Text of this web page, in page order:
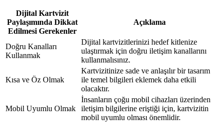
Dijital Kartvizit
Paylaşımında Dikkat
Edilmesi Gerekenler
Açıklama
Doğru Kanalları
Kullanmak
Dijital kartvizitlerinizi hedef kitlenize
ulaştırmak için doğru iletişim kanallarını
kullanmalısınız.
Kısa ve Öz Olmak
Kartvizitinize sade ve anlaşılır bir tasarım
ile temel bilgileri eklemek daha etkili
olacaktır.
Mobil Uyumlu Olmak
İnsanların çoğu mobil cihazları üzerinden
iletişim bilgilerine eriştiği için, kartvizitin
mobil uyumlu olması önemlidir.